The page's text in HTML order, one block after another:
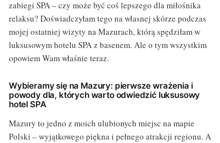
zabiegi SPA – czy może być coś lepszego dla miłośnika
relaksu? Doświadczyłam tego na własnej skórze podczas
mojej ostatniej wizyty na Mazurach, którą spędziłam w
luksusowym hotelu SPA z basenem. Ale o tym wszystkim
opowiem Wam właśnie teraz.
Wybieramy się na Mazury: pierwsze wrażenia i
powody dla, których warto odwiedzić luksusowy
hotel SPA
Mazury to jedno z moich ulubionych miejsc na mapie
Polski – wyjątkowego piękna i pełnego atrakcji regionu. A